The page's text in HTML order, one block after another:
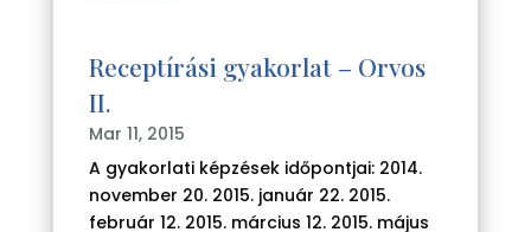
Receptírási gyakorlat – Orvos
II.
Mar 11, 2015
A gyakorlati képzések időpontjai: 2014.
november 20. 2015. január 22. 2015.
február 12. 2015. március 12. 2015. május